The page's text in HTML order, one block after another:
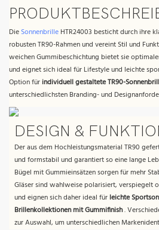
Die Sonnenbrille HTR24003 besticht durch ihre
robusten TR90-Rahmen und vereint Stil und
weichen Gummibeschichtung bietet sie
und eignet sich ideal für Lifestyle und leichte
Option für individuell gestaltete TR90-
unterschiedlichsten Branding- und
DESIGN &
Der aus dem Hochleistungsmaterial TR90
und formstabil und garantiert so eine lange
Bügel mit Gummieinsätzen sorgen für mehr
Gläser sind wahlweise polarisiert, verspiegelt
und eignen sich daher ideal für leichte
Brillenkollektionen mit Gummifinish.
zur Auswahl, um unterschiedlichen